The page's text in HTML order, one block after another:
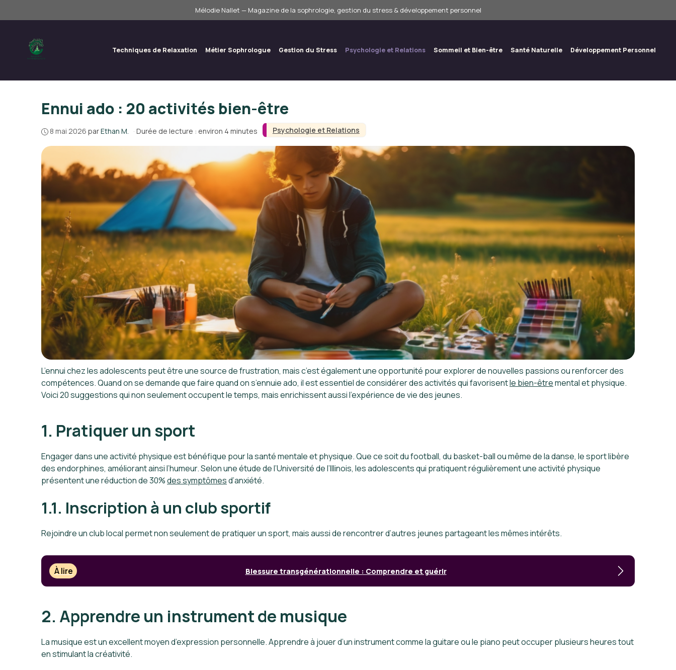
au
Mélodie Nallet — Magazine de la sophrologie, gestion du stress & développement personnel
Techniques de Relaxation Métier Sophrologue Gestion du Stress Psychologie et Relations Sommeil et Bien-être Santé Naturelle Développement Personnel
Psychologie et Relations
Ennui ado : 20 activités bien-être
8 mai 2026 parEthan M. · Durée de lecture : environ 4 minutes
L’ennui chez les adolescents peut être une source de frustration, mais c’est également une opportunité pour explorer de nouvelles passions ou renforcer des
compétences. Quand on se demande que faire quand on s’ennuie ado, il est essentiel de considérer des activités qui favorisentle bien-êtremental et physique.
Voici 20 suggestions qui non seulement occupent le temps, mais enrichissent aussi l’expérience de vie des jeunes.
1. Pratiquer un sport
Engager dans une activité physique est bénéfique pour la santé mentale et physique. Que ce soit du football, du basket-ball ou même de la danse, le sport libère
des endorphines, améliorant ainsi l’humeur. Selon une étude de l’Université de l’Illinois, les adolescents qui pratiquent régulièrement une activité physique
présentent une réduction de 30%des symptômesd’anxiété.
1.1. Inscription à un club sportif
Rejoindre un club local permet non seulement de pratiquer un sport, mais aussi de rencontrer d’autres jeunes partageant les mêmes intérêts.
À lire Blessure transgénérationnelle : Comprendre et guérir
2. Apprendre un instrument de musique
La musique est un excellent moyen d’expression personnelle. Apprendre à jouer d’un instrument comme la guitare ou le piano peut occuper plusieurs heures tout
en stimulant la créativité.